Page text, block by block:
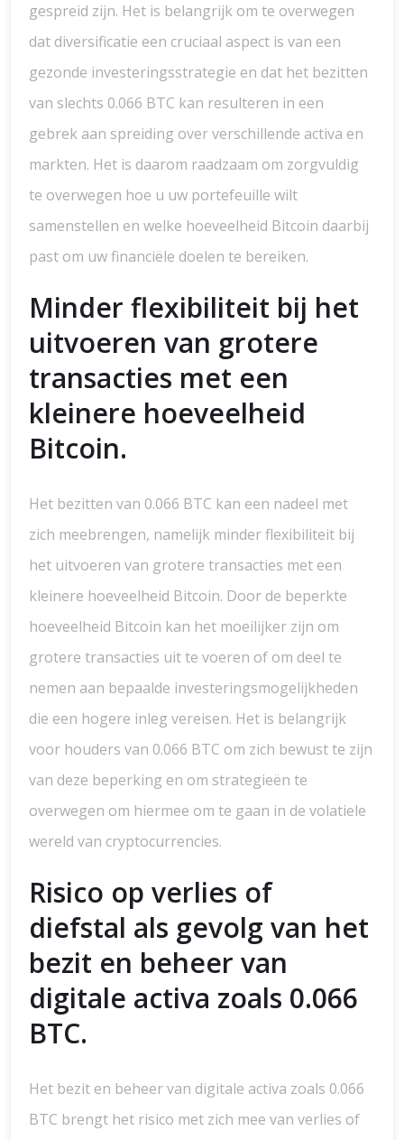
gespreid zijn. Het is belangrijk om te overwegen
dat diversificatie een cruciaal aspect is van een
gezonde investeringsstrategie en dat het bezitten
van slechts 0.066 BTC kan resulteren in een
gebrek aan spreiding over verschillende activa en
markten. Het is daarom raadzaam om zorgvuldig
te overwegen hoe u uw portefeuille wilt
samenstellen en welke hoeveelheid Bitcoin daarbij
past om uw financiële doelen te bereiken.
Minder flexibiliteit bij het
uitvoeren van grotere
transacties met een
kleinere hoeveelheid
Bitcoin.
Het bezitten van 0.066 BTC kan een nadeel met
zich meebrengen, namelijk minder flexibiliteit bij
het uitvoeren van grotere transacties met een
kleinere hoeveelheid Bitcoin. Door de beperkte
hoeveelheid Bitcoin kan het moeilijker zijn om
grotere transacties uit te voeren of om deel te
nemen aan bepaalde investeringsmogelijkheden
die een hogere inleg vereisen. Het is belangrijk
voor houders van 0.066 BTC om zich bewust te zijn
van deze beperking en om strategieën te
overwegen om hiermee om te gaan in de volatiele
wereld van cryptocurrencies.
Risico op verlies of
diefstal als gevolg van het
bezit en beheer van
digitale activa zoals 0.066
BTC.
Het bezit en beheer van digitale activa zoals 0.066
BTC brengt het risico met zich mee van verlies of